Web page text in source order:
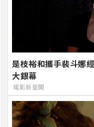
是枝裕和攜手裴斗娜
大銀幕
電影新星聞